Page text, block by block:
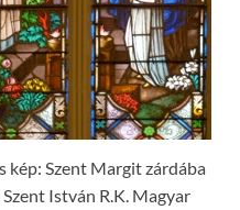
kép: Szent Margit zárdába
Szent István R.K. Magyar